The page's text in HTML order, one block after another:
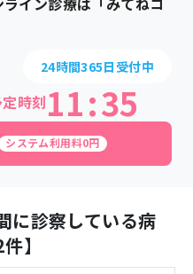
24時間365日受付中
時刻11:35
システム利用料0円
に診察している病
件】